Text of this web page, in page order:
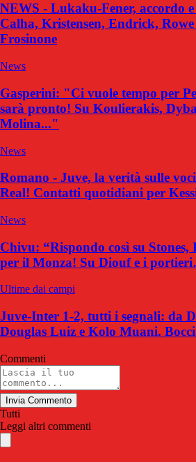
NEWS - Lukaku-Fener, accordo
Calha, Kristensen, Endrick,
Frosinone
News
Gasperini: "Ci vuole tempo per
sarà pronto! Su Koulierakis,
Molina..."
News
Romano - Juve, la verità sulle
Real! Contatti quotidiani per
News
Chivu: “Rispondo così su
per il Monza! Su Diouf e i
Ultime dai campi
Juve-Inter 1-2, tutti i segnali: da
Douglas Luiz e Kolo Muani.
Commenti
Invia Commento
Tutti
Leggi altri commenti